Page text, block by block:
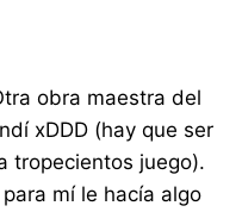
obra maestra del
xDDD (hay que ser
tropecientos juego).
mí le hacía algo